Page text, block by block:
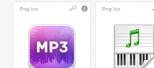
Png Ico Png Ico